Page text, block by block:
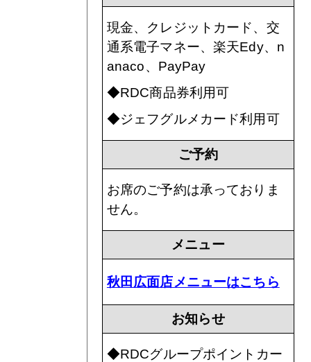
現金、クレジットカード、交
通系電子マネー、楽天Edy、n
anaco、PayPay
◆RDC商品券利用可
◆ジェフグルメカード利用可
ご予約
お席のご予約は承っておりま
せん。
メニュー
秋田広面店メニューはこちら
お知らせ
◆RDCグループポイントカー